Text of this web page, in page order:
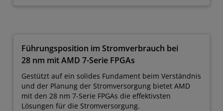
Führungsposition im Stromverbrauch bei
28 nm mit AMD 7-Serie FPGAs
Gestützt auf ein solides Fundament beim Verständnis
und der Planung der Stromversorgung bietet AMD
mit den 28 nm 7-Serie FPGAs die effektivsten
Lösungen für die Stromversorgung.